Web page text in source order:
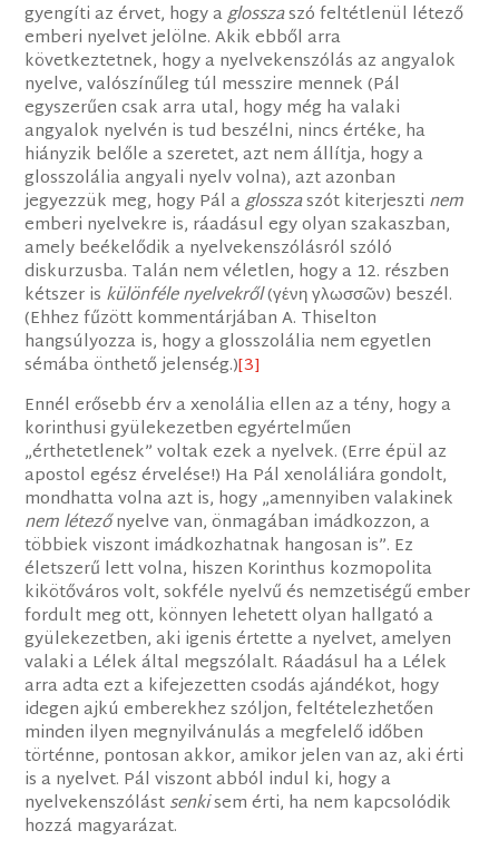
gyengíti az érvet, hogy aglosszaszó feltétlenül létező
emberi nyelvet jelölne. Akik ebből arra
következtetnek, hogy a nyelvekenszólás az angyalok
nyelve, valószínűleg túl messzire mennek (Pál
egyszerűen csak arra utal, hogy még ha valaki
angyalok nyelvén is tud beszélni, nincs értéke, ha
hiányzik belőle a szeretet, azt nem állítja, hogy a
glosszolália angyali nyelv volna), azt azonban
jegyezzük meg, hogy Pál aglosszaszót kiterjeszti nem
emberi nyelvekre is, ráadásul egy olyan szakaszban,
amely beékelődik a nyelvekenszólásról szóló
diskurzusba. Talán nem véletlen, hogy a 12. részben
kétszer is különféle nyelvekről(γένη γλωσσῶν) beszél.
(Ehhez fűzött kommentárjában A. Thiselton
hangsúlyozza is, hogy a glosszolália nem egyetlen
sémába önthető jelenség.)[3]
Ennél erősebb érv a xenolália ellen az a tény, hogy a
korinthusi gyülekezetben egyértelműen
„érthetetlenek” voltak ezek a nyelvek. (Erre épül az
apostol egész érvelése!) Ha Pál xenoláliára gondolt,
mondhatta volna azt is, hogy „amennyiben valakinek
nem létezőnyelve van, önmagában imádkozzon, a
többiek viszont imádkozhatnak hangosan is”. Ez
életszerű lett volna, hiszen Korinthus kozmopolita
kikötőváros volt, sokféle nyelvű és nemzetiségű ember
fordult meg ott, könnyen lehetett olyan hallgató a
gyülekezetben, aki igenis értette a nyelvet, amelyen
valaki a Lélek által megszólalt. Ráadásul ha a Lélek
arra adta ezt a kifejezetten csodás ajándékot, hogy
idegen ajkú emberekhez szóljon, feltételezhetően
minden ilyen megnyilvánulás a megfelelő időben
történne, pontosan akkor, amikor jelen van az, aki érti
is a nyelvet. Pál viszont abból indul ki, hogy a
nyelvekenszólástsenkisem érti, ha nem kapcsolódik
hozzá magyarázat.